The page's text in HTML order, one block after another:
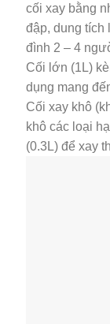
cối xay bằng
đập, dung tích
đình 2 – 4
Cối lớn (1L)
dụng mang
Cối xay khô
khô các loại
(0.3L) để xay